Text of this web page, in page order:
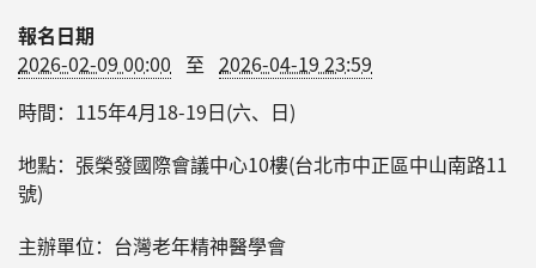
報名日期
2026-02-09 00:00 至 2026-04-19 23:59
時間：115年4月18-19日(六、日)
地點：張榮發國際會議中心10樓(台北市中正區中山南路11
號)
主辦單位：台灣老年精神醫學會